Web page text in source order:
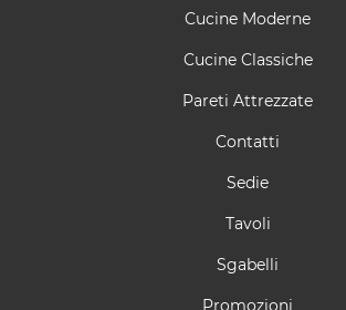
Cucine Moderne
Cucine Classiche
Pareti Attrezzate
Contatti
Sedie
Tavoli
Sgabelli
Promozioni